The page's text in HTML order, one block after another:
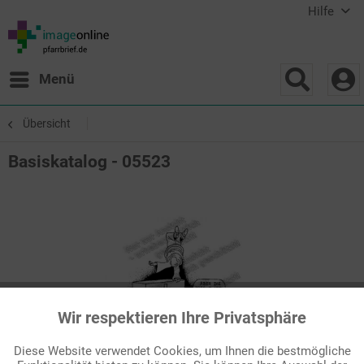
Hilfe
Menü
Übersicht
Basiskatalog - 05523
Funktionale Aktiv
Wir respektieren Ihre Privatsphäre
Diese Website verwendet Cookies, um Ihnen die bestmögliche